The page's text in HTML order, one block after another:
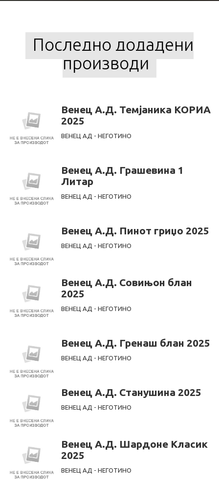
Последно додадени
производи
Венец А.Д. Темјаника КОРИА
2025
ВЕНЕЦ АД - НЕГОТИНО
Венец А.Д. Грашевина 1
Литар
ВЕНЕЦ АД - НЕГОТИНО
Венец А.Д. Пинот гриџо 2025
ВЕНЕЦ АД - НЕГОТИНО
Венец А.Д. Совињон блан
2025
ВЕНЕЦ АД - НЕГОТИНО
Венец А.Д. Гренаш блан 2025
ВЕНЕЦ АД - НЕГОТИНО
Венец А.Д. Станушина 2025
ВЕНЕЦ АД - НЕГОТИНО
Венец А.Д. Шардоне Класик
2025
ВЕНЕЦ АД - НЕГОТИНО